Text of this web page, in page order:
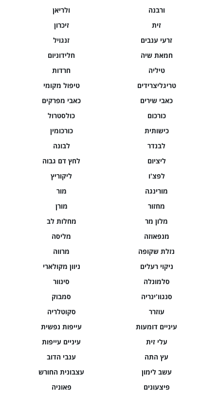
ולריאן
ורבנה
זיכרון
זית
זנגויל
זרעי ענבים
חלידוניום
חמאת שיה
חרדות
טיליה
טיפול מקומי
טריגליצרידים
כאבי מפרקים
כאבי שירים
כולסטרול
כורכום
כורכומין
כישותית
לבונה
לבנדר
לחץ דם גבוה
ליציום
ליקוריץ
לפצ'ו
מור
מורינגה
מורן
מחזור
מחלות לב
מלון מר
מליסה
מנפאוזה
מרווה
נזלת שקופה
ניוון מקולארי
ניקוי רעלים
סינוור
סלמונלה
סמבוק
סנגוו'ינריה
סקוטלריה
עוזרר
עייפות נפשית
עיניים דומעות
עיניים עייפות
עלי זית
ענבי הדוב
עץ התה
עצבונית החורש
עשב לימון
פאוניה
פיצעונים